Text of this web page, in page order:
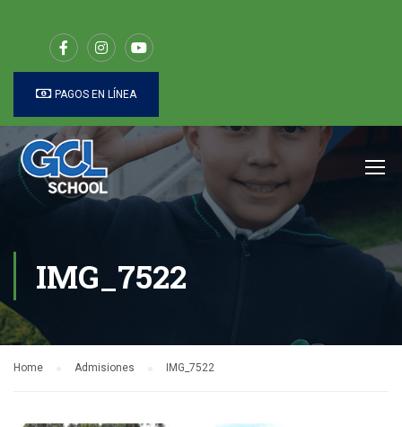
PAGOS EN LÍNEA
IMG_7522
Home Admisiones IMG_7522